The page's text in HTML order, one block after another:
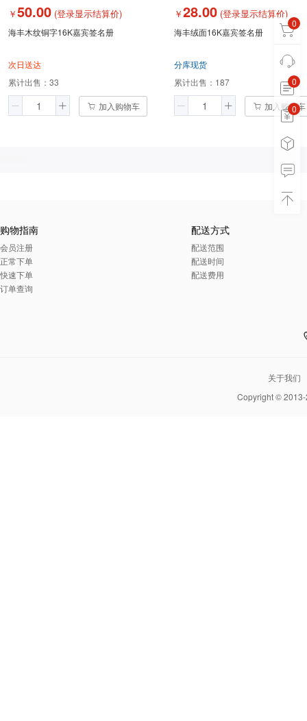
0
0
0 0
￥50.00 (登录显示结算价)
海丰木纹铜字16K嘉宾签名册
次日送达
累计出售： 33
加入购物车
￥28.00 (登录显示结算价)
海丰绒面16K嘉宾签名册
分库现货
累计出售： 187
加入购物车
购物指南
会员注册
正常下单
快速下单
订单查询
配送方式
配送范围
配送时间
配送费用
关于我们
Copyright ©